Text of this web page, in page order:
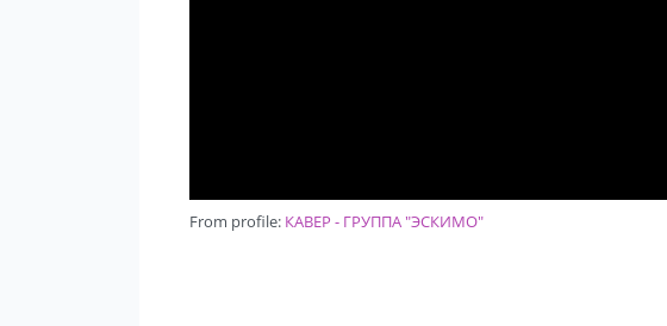
From profile: КАВЕР - ГРУППА "ЭСКИМО"